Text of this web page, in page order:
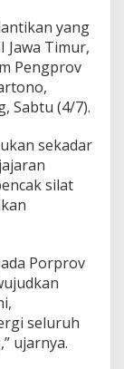
yang
Jawa Timur,
Pengprov
Sabtu (4/7).
sekadar
silat
Porprov
seluruh
ujarnya.